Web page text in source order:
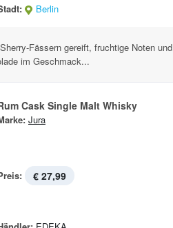
Berlin
Fässern gereift, fruchtige Noten und
im Geschmack...
Cask Single Malt Whisky
Jura
€ 27,99